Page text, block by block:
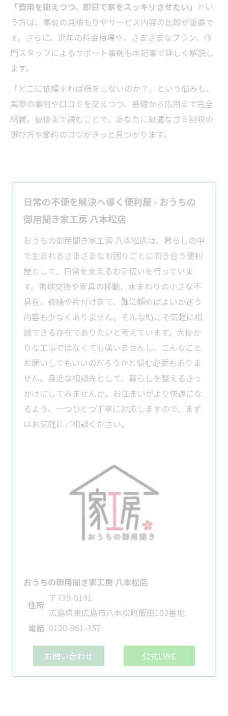
「費用を抑えつつ、即日で家をスッキリさせたい」 とい
う方は、事前の見積もりやサービス内容の比較が重要で
す。さらに、近年の料金相場や、さまざまなプラン、専
門スタッフによるサポート事例も本記事で詳しく解説し
ます。
「どこに依頼すれば損をしないのか？」という悩みも、
実際の事例や口コミを交えつつ、基礎から応用まで完全
網羅。最後まで読むことで、あなたに最適なゴミ回収の
選び方や節約のコツがきっと見つかります。
日常の不便を解決へ導く便利屋 - おうちの
御用聞き家工房 八本松店
おうちの御用聞き家工房 八本松店は、暮らしの中
で生まれるさまざまなお困りごとに向き合う便利
屋として、日常を支えるお手伝いを行っていま
す。電球交換や家具の移動、水まわりの小さな不
具合、修繕や片付けまで、誰に頼めばよいか迷う
内容も少なくありません。そんな時こそ気軽に相
談できる存在でありたいと考えています。大掛か
りな工事ではなくても構いませんし、こんなこと
お願いしてもいいのだろうかと悩む必要もありま
せん。身近な相談先として、暮らしを整えるきっ
かけにしてみませんか。お住まいがより快適にな
るよう、一つひとつ丁寧に対応しますので、まず
はお気軽にご相談ください。
おうちの御用聞き家工房 八本松店
住所
〒739-0141
広島県東広島市八本松町飯田102番地
電話 0120-961-357
お問い合わせ 公式LINE